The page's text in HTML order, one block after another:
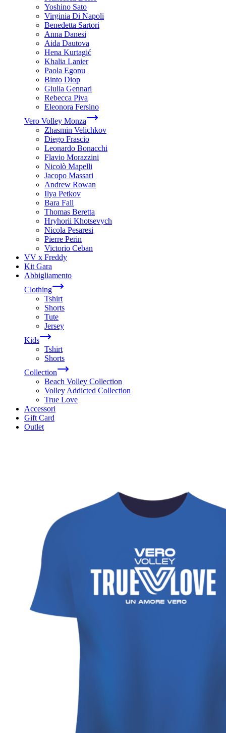
Yoshino Sato
Virginia Di Napoli
Benedetta Sartori
Anna Danesi
Aida Dautova
Hena Kurtagić
Khalia Lanier
Paola Egonu
Binto Diop
Giulia Gennari
Rebecca Piva
Eleonora Fersino
Vero Volley Monza
Zhasmin Velichkov
Diego Frascio
Leonardo Bonacchi
Flavio Morazzini
Nicolò Mapelli
Jacopo Massari
Andrew Rowan
Ilya Petkov
Bara Fall
Thomas Beretta
Hryhorii Khotsevych
Nicola Pesaresi
Pierre Perin
Victorio Ceban
VV x Freddy
Kit Gara
Abbigliamento
Clothing
Tshirt
Shorts
Tute
Jersey
Kids
Tshirt
Shorts
Collection
Beach Volley Collection
Volley Addicted Collection
True Love
Accessori
Gift Card
Outlet